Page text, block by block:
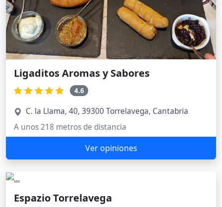
Ligaditos Aromas y Sabores
4.6
C. la Llama, 40, 39300 Torrelavega, Cantabria
A unos 218 metros de distancia
Ver opiniones
Espazio Torrelavega